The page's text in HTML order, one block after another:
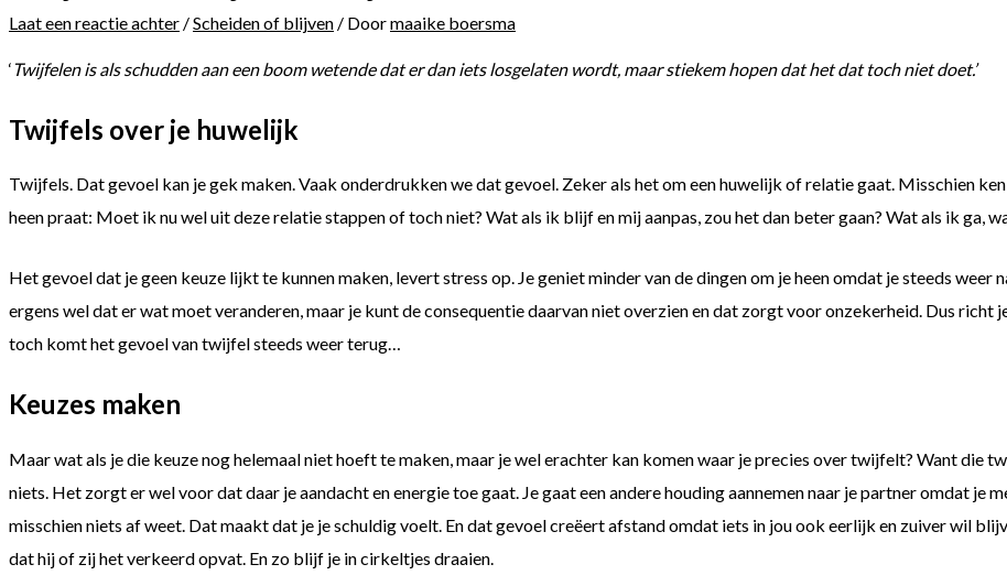
Laat een reactie achter /Scheiden of blijven / Doormaaike boersma
‘Twijfelen is als schudden aan een boom wetende dat er dan iets losgelaten wordt, maar stiekem hopen dat het dat toch niet doet.’
Twijfels over je huwelijk
Twijfels. Dat gevoel kan je gek maken. Vaak onderdrukken we dat gevoel. Zeker als het om een huwelijk of relatie gaat. Misschien
heen praat: Moet ik nu wel uit deze relatie stappen of toch niet? Wat als ik blijf en mij aanpas, zou het dan beter gaan? Wat als ik ga,
Het gevoel dat je geen keuze lijkt te kunnen maken, levert stress op. Je geniet minder van de dingen om je heen omdat je steeds
ergens wel dat er wat moet veranderen, maar je kunt de consequentie daarvan niet overzien en dat zorgt voor onzekerheid. Dus richt
toch komt het gevoel van twijfel steeds weer terug…
Keuzes maken
Maar wat als je die keuze nog helemaal niet hoeft te maken, maar je wel erachter kan komen waar je precies over twijfelt? Want die
niets. Het zorgt er wel voor dat daar je aandacht en energie toe gaat. Je gaat een andere houding aannemen naar je partner omdat je
misschien niets af weet. Dat maakt dat je je schuldig voelt. En dat gevoel creëert afstand omdat iets in jou ook eerlijk en zuiver wil
dat hij of zij het verkeerd opvat. En zo blijf je in cirkeltjes draaien.